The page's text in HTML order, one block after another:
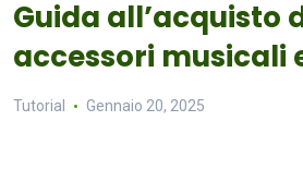
Guida all’acquisto
accessori musicali
Tutorial Gennaio 20, 2025